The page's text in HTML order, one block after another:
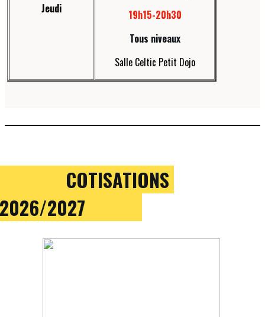
Jeudi
19h15-20h30
Tous niveaux
Salle Celtic Petit Dojo
2027